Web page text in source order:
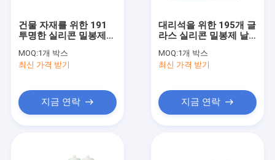
건물 자재를 위한 191
투명한 실리콘 밀봉제
MOQ:1개 박스
최신 가격 받기
지금 연락
대리석을 위한 195개 글
라스 실리콘 밀봉제 날
MOQ:1개 박스
최신 가격 받기
지금 연락